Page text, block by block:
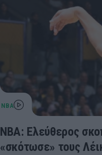
NBA: Ελεύθερος
«σκότωσε» τους